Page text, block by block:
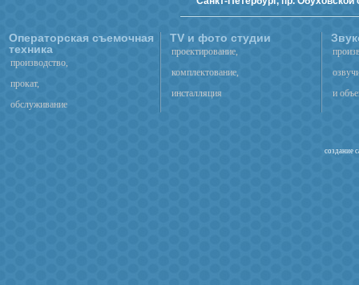
Операторская съемочная
техника
производство,
прокат,
обслуживание
TV и фото студии
проектирование,
комплектование,
инсталляция
и
создание